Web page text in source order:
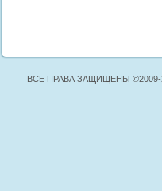
ВСЕ ПРАВА ЗАЩИЩЕНЫ ©2009-